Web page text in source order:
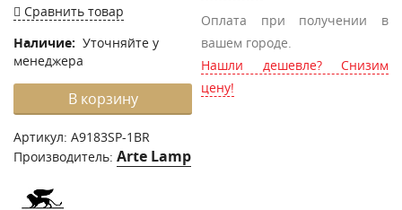
Сравнить товар
Наличие: Уточняйте у
менеджера
В корзину
Артикул: A9183SP-1BR
Производитель: Arte Lamp
Оплата при получении в
вашем городе.
Нашли дешевле? Снизим
цену!